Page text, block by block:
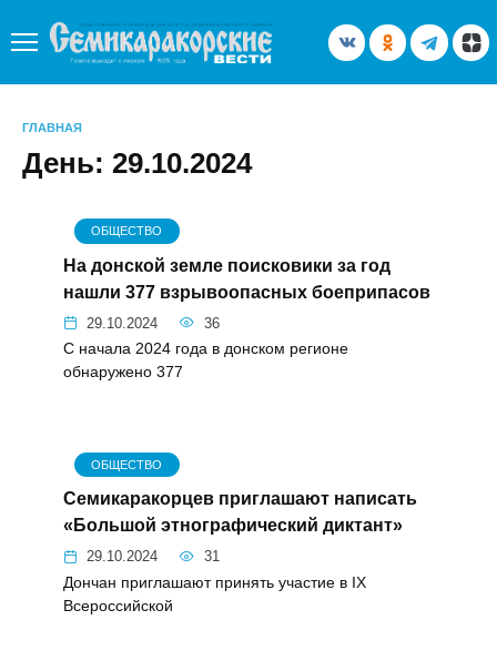
содержанию
ГЛАВНАЯ
День: 29.10.2024
ОБЩЕСТВО
На донской земле поисковики за год
нашли 377 взрывоопасных боеприпасов
29.10.2024 36
С начала 2024 года в донском регионе
обнаружено 377
ОБЩЕСТВО
Семикаракорцев приглашают написать
«Большой этнографический диктант»
29.10.2024 31
Дончан приглашают принять участие в IX
Всероссийской